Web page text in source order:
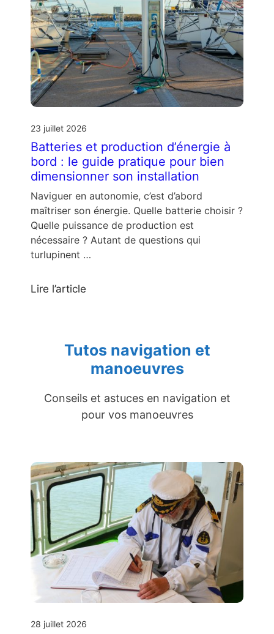
23 juillet 2026
Batteries et production d’énergie à
bord : le guide pratique pour bien
dimensionner son installation
Naviguer en autonomie, c’est d’abord
maîtriser son énergie. Quelle batterie choisir ?
Quelle puissance de production est
nécessaire ? Autant de questions qui
turlupinent …
Lire l’article
Tutos navigation et
manoeuvres
Conseils et astuces en navigation et
pour vos manoeuvres
28 juillet 2026